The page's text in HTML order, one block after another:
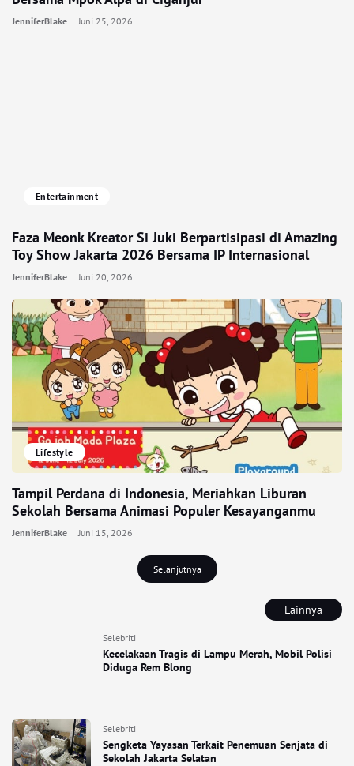
Lainnya
Selebriti
Kecelakaan Tragis di Lampu Merah, Mobil Polisi
Diduga Rem Blong
Selebriti
Sengketa Yayasan Terkait Penemuan Senjata di
Sekolah Jakarta Selatan
JenniferBlake Juni 25, 2026
Entertainment
Faza Meonk Kreator Si Juki Berpartisipasi di Amazing
Toy Show Jakarta 2026 Bersama IP Internasional
JenniferBlake Juni 20, 2026
Lifestyle
Tampil Perdana di Indonesia, Meriahkan Liburan
Sekolah Bersama Animasi Populer Kesayanganmu
JenniferBlake Juni 15, 2026
Selanjutnya